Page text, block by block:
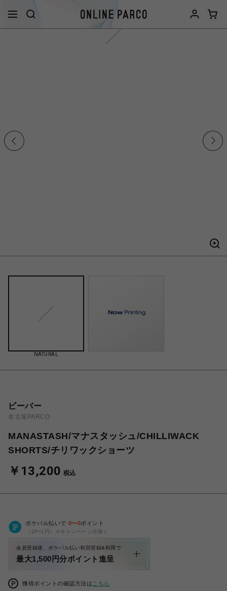
NATURAL
ビーバー
名古屋PARCO
MANASTASH/マナスタッシュ/CHILLIWACK
SHORTS/チリワックショーツ
￥13,200 税込
ポケパル払いで 0〜0ポイント
（1P=1円）※キャンペーン分除く
会員登録後、ポケパル払い初回登録&利用で
最大1,500円分ポイント進呈
獲得ポイントの確認方法は こちら